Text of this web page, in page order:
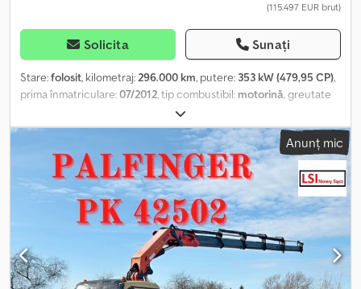
(115.497 EUR brut)
Solicita Sunați
Stare:folosit, kilometraj:296.000 km, putere: 353 kW (479,95 CP),
prima înmatriculare:07/2012, tip combustibil: motorină, greutate
, configurație ax:3 axe
roșu, tip de angrenaj:mecanic, lungimea spațiului de încărcare:
, lățimea spațiului de încărcare:2.480 mm, înălțime
spațiu de încărcare:
600 mm, An de fabricație:2012 , Dotări:ABS,
aer condiționat, macara, MAN TGS 28.480 / 6x4 PLATFORMA 5,00
m + MACARA + BRAȚ (JIB) + TELECOMANDĂ Importat / FĂRĂ
ACCIDENTE ÎN STARE BUNĂ! AN DE FABRICAȚIE: 2012
KILOMETRAJ: 296.000 km DOTĂRI: • ABS • ASR • SERVODIRECȚIE •
GEAMURI ELECTRICE • OG LINZI ELECTRICE • FRÂNĂ DE MOTOR •
TAHOGRAF • AER CONDIȚIONAT AUTOMAT PLATFORMA: 500 x 248
x 60 cm (L x l x H) CAPACITATE: 11.000 kg MASĂ TOTALĂ: 26.000 kg
Anunț mic